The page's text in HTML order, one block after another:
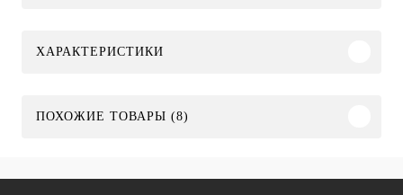
ХАРАКТЕРИСТИКИ
ПОХОЖИЕ ТОВАРЫ (8)